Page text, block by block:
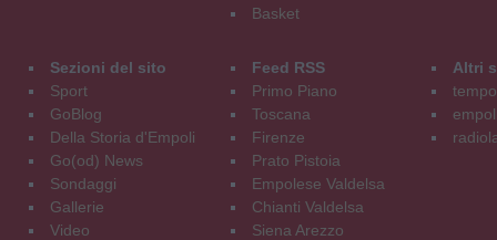
Basket
Sezioni del sito
Sport
GoBlog
Della Storia d'Empoli
Go(od) News
Sondaggi
Gallerie
Video
Feed RSS
Primo Piano
Toscana
Firenze
Prato Pistoia
Empolese Valdelsa
Chianti Valdelsa
Siena Arezzo
Altri